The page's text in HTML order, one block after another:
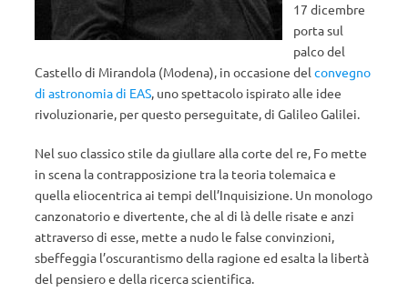
17 dicembre
porta sul
palco del
Castello di Mirandola (Modena), in occasione del convegno
di astronomia di EAS, uno spettacolo ispirato alle idee
rivoluzionarie, per questo perseguitate, di Galileo Galilei.
Nel suo classico stile da giullare alla corte del re, Fo mette
in scena la contrapposizione tra la teoria tolemaica e
quella eliocentrica ai tempi dell’Inquisizione. Un monologo
canzonatorio e divertente, che al di là delle risate e anzi
attraverso di esse, mette a nudo le false convinzioni,
sbeffeggia l’oscurantismo della ragione ed esalta la libertà
del pensiero e della ricerca scientifica.